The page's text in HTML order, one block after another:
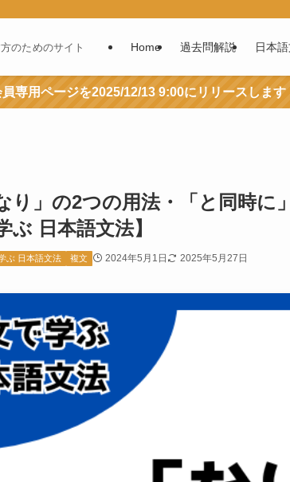
のためのサイト Home 過去問解説 日本
専用ページを2025/12/13 9:00にリリースします
り」の2つの用法・「と同時
ぶ 日本語文法】
ぶ 日本語文法 複文 2024年5月1日 2025年5月27日